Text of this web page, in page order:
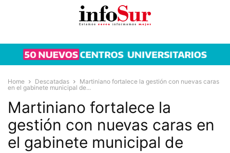
Home Descatadas
Martiniano fortalece la gestión con nuevas caras
en el gabinete municipal de...
Martiniano fortalece la
gestión con nuevas caras en
el gabinete municipal de